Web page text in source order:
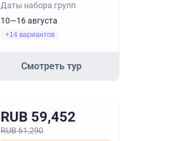
Даты набора групп
10—16 августа
+14 вариантов
Смотреть тур
RUB 59,452
RUB 61,290